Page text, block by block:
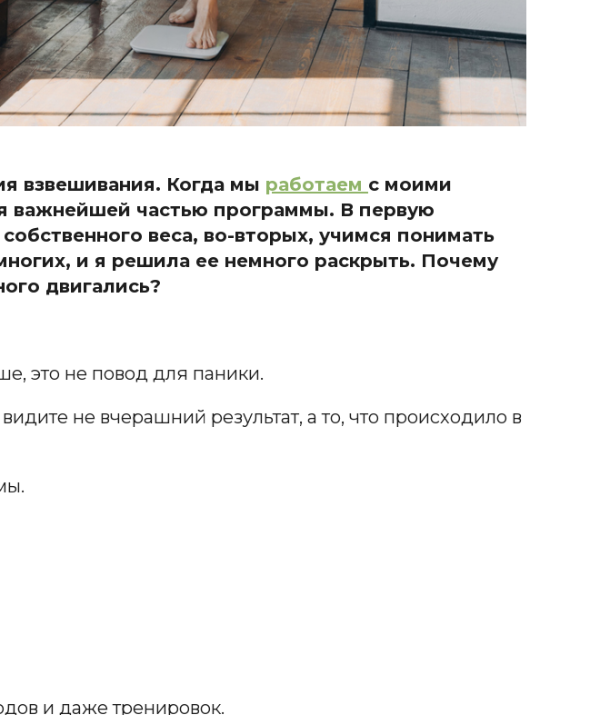
взвешивания. Когда мы работаем с моими
важнейшей частью программы. В первую
веса, во-вторых, учимся понимать
и я решила ее немного раскрыть. Почему
двигались?
это не повод для паники.
не вчерашний результат, а то, что происходило в
и даже тренировок.